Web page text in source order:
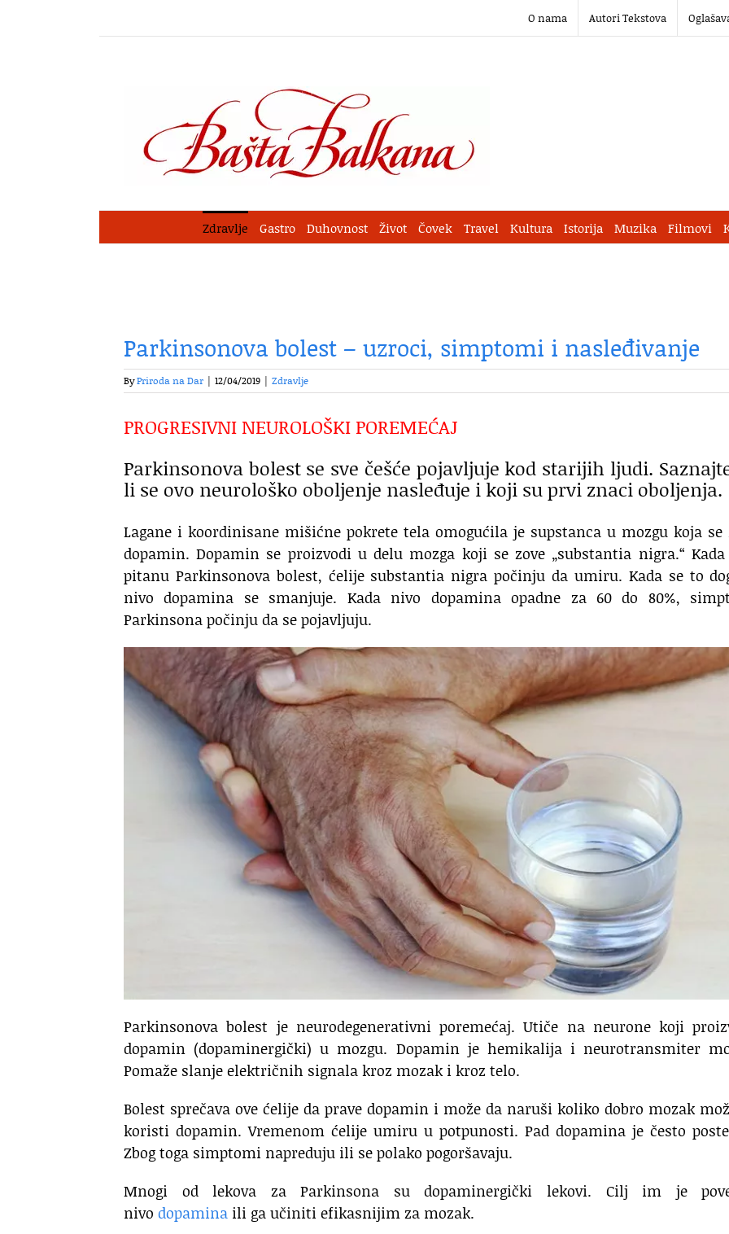
O nama Autori Tekstova
Zdravlje Gastro Duhovnost Život Čovek Travel Kultura Istorija Muzika Filmovi
Parkinsonova bolest – uzroci, simptomi i nasleđivanje
ByPriroda na Dar | 12/04/2019 | Zdravlje
PROGRESIVNI NEUROLOŠKI POREMEĆAJ
Parkinsonova bolest se sve češće pojavljuje kod starijih ljudi.
li se ovo neurološko oboljenje nasleđuje i koji su prvi znaci oboljenja.
Lagane i koordinisane mišićne pokrete tela omogućila je supstanca u mozgu koja se
dopamin. Dopamin se proizvodi u delu mozga koji se zove „substantia nigra.“
pitanu Parkinsonova bolest, ćelije substantia nigra počinju da umiru. Kada se to
nivo dopamina se smanjuje. Kada nivo dopamina opadne za 60 do 80%,
Parkinsona počinju da se pojavljuju.
Parkinsonova bolest je neurodegenerativni poremećaj. Utiče na neurone koji
dopamin (dopaminergički) u mozgu. Dopamin je hemikalija i neurotransmiter
Pomaže slanje električnih signala kroz mozak i kroz telo.
Bolest sprečava ove ćelije da prave dopamin i može da naruši koliko dobro mozak
koristi dopamin. Vremenom ćelije umiru u potpunosti. Pad dopamina je često
Zbog toga simptomi napreduju ili se polako pogoršavaju.
Mnogi od lekova za Parkinsona su dopaminergički lekovi. Cilj im je
nivo dopamina ili ga učiniti efikasnijim za mozak.